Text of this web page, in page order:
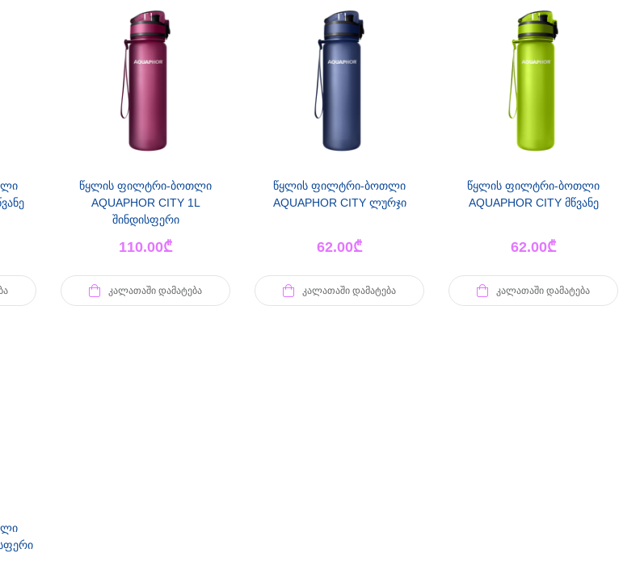
წყლის ფილტრი-ბოთლი
AQUAPHOR CITY 1L
შინდისფერი
110.00₾
ᲙᲐᲚᲐᲗᲐᲨᲘ ᲓᲐᲛᲐᲢᲔᲑᲐ
წყლის ფილტრი-ბოთლი
AQUAPHOR CITY ლურჯი
62.00₾
ᲙᲐᲚᲐᲗᲐᲨᲘ ᲓᲐᲛᲐᲢᲔᲑᲐ
წყლის ფილტრი-ბოთლი
AQUAPHOR CITY მწვანე
62.00₾
ᲙᲐᲚᲐᲗᲐᲨᲘ ᲓᲐᲛᲐᲢᲔᲑᲐ